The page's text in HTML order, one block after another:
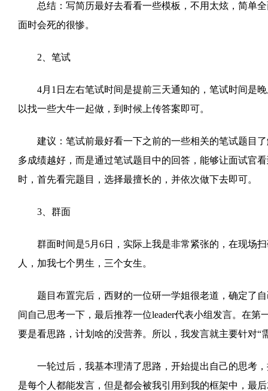
总结：写简历最好去看看一些模板，不用太炫，简单全
面时会死的很惨。
2、笔试
4月1日左右笔试时间是提前三天通知的，笔试时间是晚
以找一些大牛一起做，到时候上传答案即可。
建议：笔试前最好看一下之前的一些相关的笔试题目了
多成绩越好，而是通过笔试题目中的回答，能够让面试官
时，首先看完题目，选择最擅长的，并依次做下去即可。
3、群面
群面时间是5月6日，实际上我是非常紧张的，在现场扫
人，加我七个男生，三个女生。
题目布置完后，西财的一位研一学姐很老道，确定了自
间自己思考一下，最后推荐一位leader代表小组发言。在
要是看思路，计划啥的没营养。所以，我发言就主要针对
一轮过后，我基本理清了思路，开始提出自己的思考，
是每个人都能发言，但是都会被我引用到我的框架中，最